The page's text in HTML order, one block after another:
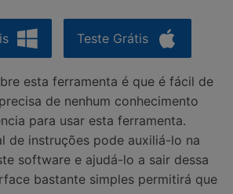
Teste Grátis
esta ferramenta é que é fácil de
de nenhum conhecimento
para usar esta ferramenta.
de instruções pode auxiliá-lo na
software e ajudá-lo a sair dessa
bastante simples permitirá que